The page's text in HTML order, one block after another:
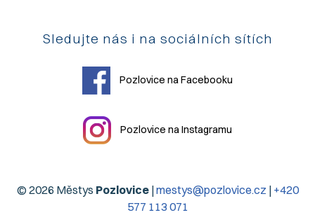
Sledujte nás i na sociálních sítích
Pozlovice na Facebooku
Pozlovice na Instagramu
© 2026 Městys Pozlovice|mestys@pozlovice.cz | +420
577 113 071